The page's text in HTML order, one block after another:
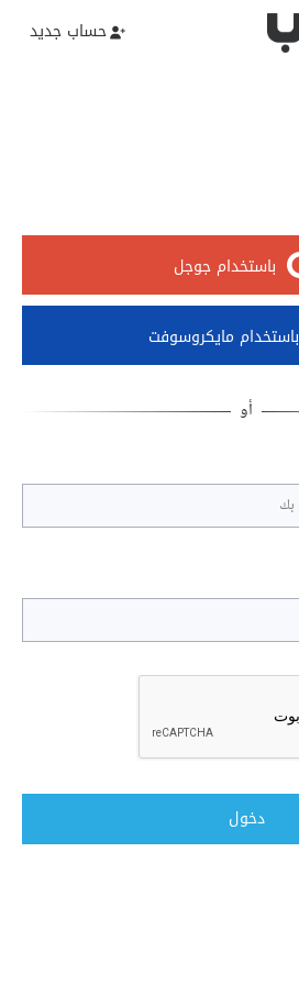
حساب جديد
باستخدام جوجل
باستخدام مايكروسوفت
دخول